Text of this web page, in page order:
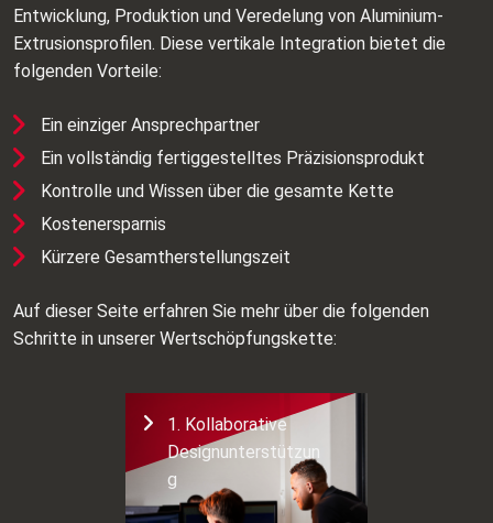
Entwicklung, Produktion und Veredelung von Aluminium-
Extrusionsprofilen. Diese vertikale Integration bietet die
folgenden Vorteile:
Ein einziger Ansprechpartner
Ein vollständig fertiggestelltes Präzisionsprodukt
Kontrolle und Wissen über die gesamte Kette
Kostenersparnis
Kürzere Gesamtherstellungszeit
Auf dieser Seite erfahren Sie mehr über die folgenden
Schritte in unserer Wertschöpfungskette:
1. Kollaborative
Designunterstützun
g